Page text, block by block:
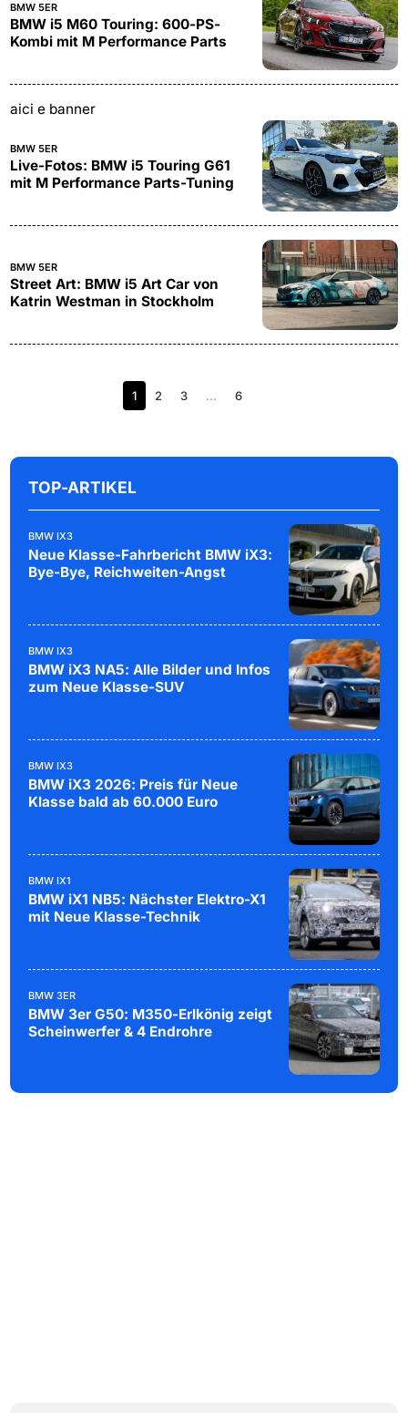
BMW 5ER
BMW i5 M60 Touring: 600-PS-
Kombi mit M Performance Parts
aici e banner
BMW 5ER
Live-Fotos: BMW i5 Touring G61
mit M Performance Parts-Tuning
BMW 5ER
Street Art: BMW i5 Art Car von
Katrin Westman in Stockholm
1 2 3 … 6
TOP-ARTIKEL
BMW IX3
Neue Klasse-Fahrbericht BMW iX3:
Bye-Bye, Reichweiten-Angst
BMW IX3
BMW iX3 NA5: Alle Bilder und Infos
zum Neue Klasse-SUV
BMW IX3
BMW iX3 2026: Preis für Neue
Klasse bald ab 60.000 Euro
BMW IX1
BMW iX1 NB5: Nächster Elektro-X1
mit Neue Klasse-Technik
BMW 3ER
BMW 3er G50: M350-Erlkönig zeigt
Scheinwerfer & 4 Endrohre